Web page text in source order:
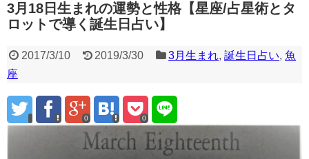
3月18日生まれの運勢と性格【星座/占星術とタ
ロットで導く誕生日占い】
2017/3/10 2019/3/30 3月生まれ,誕生日占い,魚
座
0 0